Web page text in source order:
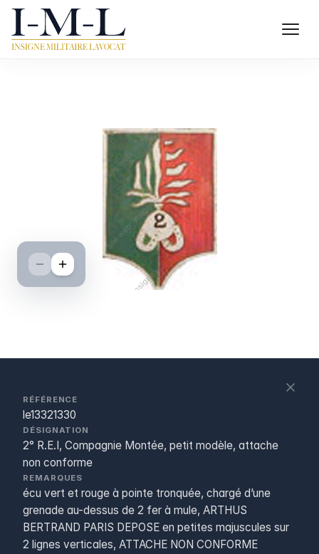
RÉFÉRENCE
le13321330
DÉSIGNATION
2° R.E.I, Compagnie Montée, petit modèle, attache
non conforme
REMARQUES
écu vert et rouge à pointe tronquée, chargé d’une
grenade au-dessus de 2 fer à mule, ARTHUS
BERTRAND PARIS DEPOSE en petites majuscules sur
2 lignes verticales, ATTACHE NON CONFORME